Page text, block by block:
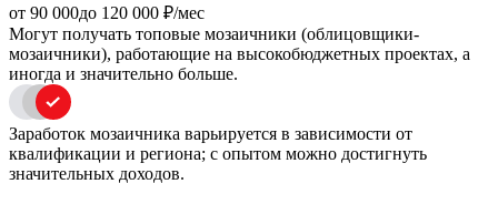
oт 90 000до 120 000 ₽/мес
Могут получать топовые мозаичники (облицовщики-
мозаичники), работающие на высокобюджетных проектах, а
иногда и значительно больше.
Заработок мозаичника варьируется в зависимости от
квалификации и региона; с опытом можно достигнуть
значительных доходов.